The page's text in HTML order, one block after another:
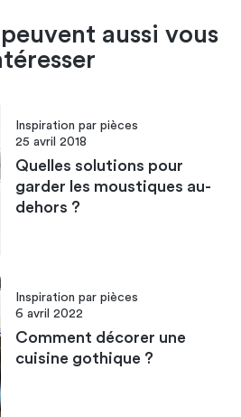
aussi vous
Inspiration par pièces
25 avril 2018
Quelles solutions pour
garder les moustiques au-
dehors ?
Inspiration par pièces
6 avril 2022
Comment décorer une
cuisine gothique ?